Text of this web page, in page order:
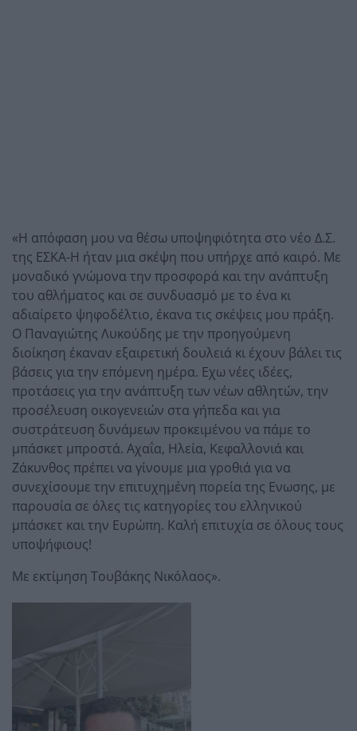
«Η απόφαση μου να θέσω υποψηφιότητα στο νέο Δ.Σ.
της ΕΣΚΑ-Η ήταν μια σκέψη που υπήρχε από καιρό. Με
μοναδικό γνώμονα την προσφορά και την ανάπτυξη
του αθλήματος και σε συνδυασμό με το ένα κι
αδιαίρετο ψηφοδέλτιο, έκανα τις σκέψεις μου πράξη.
Ο Παναγιώτης Λυκούδης με την προηγούμενη
διοίκηση έκαναν εξαιρετική δουλειά κι έχουν βάλει τις
βάσεις για την επόμενη ημέρα. Εχω νέες ιδέες,
προτάσεις για την ανάπτυξη των νέων αθλητών, την
προσέλευση οικογενειών στα γήπεδα και για
συστράτευση δυνάμεων προκειμένου να πάμε το
μπάσκετ μπροστά. Αχαΐα, Ηλεία, Κεφαλλονιά και
Ζάκυνθος πρέπει να γίνουμε μια γροθιά για να
συνεχίσουμε την επιτυχημένη πορεία της Ενωσης, με
παρουσία σε όλες τις κατηγορίες του ελληνικού
μπάσκετ και την Ευρώπη. Καλή επιτυχία σε όλους τους
υποψήφιους!
Με εκτίμηση Τουβάκης Νικόλαος».